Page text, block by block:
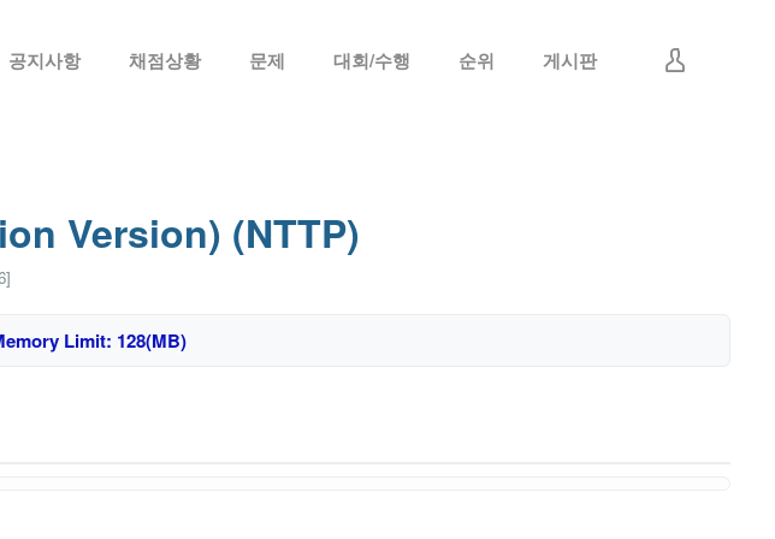
공지사항 채점상황 문제 대회/수행 순위 게시판
Version) (NTTP)
Limit: 128(MB)